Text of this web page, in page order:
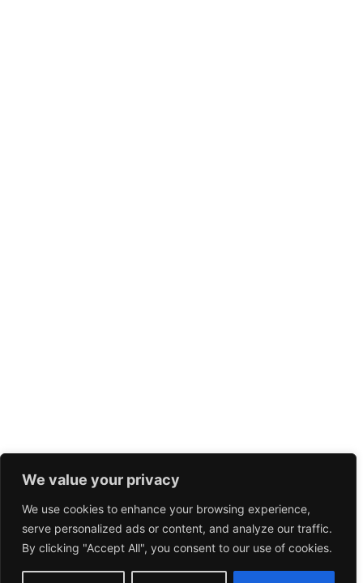
We value your privacy
We use cookies to enhance your browsing experience,
serve personalized ads or content, and analyze our traffic.
By clicking "Accept All", you consent to our use of cookies.